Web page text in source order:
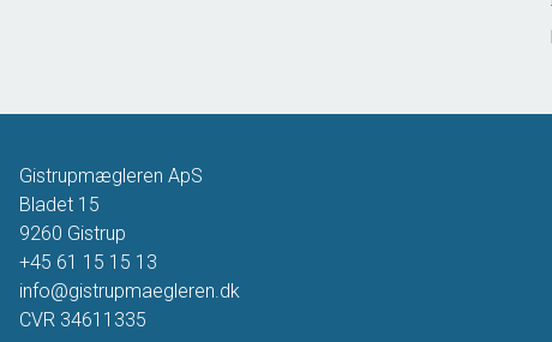
Gistrupmægleren ApS
Bladet 15
9260 Gistrup
+45 61 15 15 13
info@gistrupmaegleren.dk
CVR 34611335